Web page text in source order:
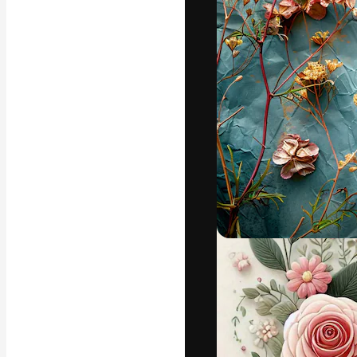
La piattaforma
migliori lavori.
creativi,
Italiano
Copyright ©